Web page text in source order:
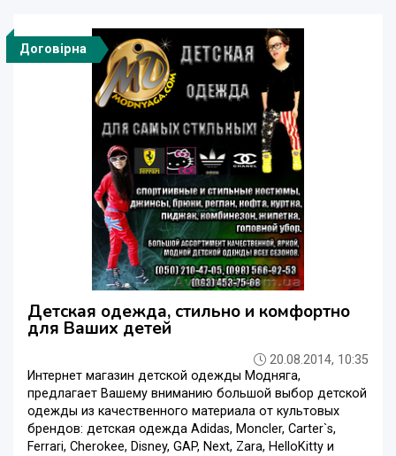
Договірна
Детская одежда, стильно и комфортно
для Ваших детей
20.08.2014, 10:35
Интернет магазин детской одежды Модняга,
предлагает Вашему вниманию большой выбор детской
одежды из качественного материала от культовых
брендов: детская одежда Adidas, Moncler, Сarter`s,
Ferrari, Cherokee, Disney, GAP, Next, Zara, HelloKitty и